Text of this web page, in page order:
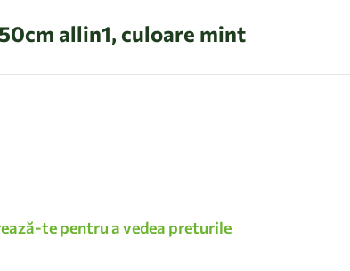
allin1, culoare mint
te pentru a vedea preturile